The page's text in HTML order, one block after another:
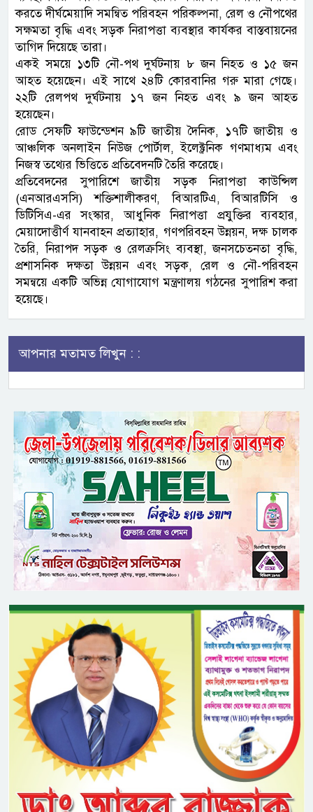
করতে দীর্ঘমেয়াদি সমন্বিত পরিবহন পরিকল্পনা, রেল ও নৌপথের
সক্ষমতা বৃদ্ধি এবং সড়ক নিরাপত্তা ব্যবস্থার কার্যকর বাস্তবায়নের
তাগিদ দিয়েছে তারা।
একই সময়ে ১৩টি নৌ-পথ দুর্ঘটনায় ৮ জন নিহত ও ১৫ জন
আহত হয়েছেন। এই সাথে ২৪টি কোরবানির গরু মারা গেছে।
২২টি রেলপথ দুর্ঘটনায় ১৭ জন নিহত এবং ৯ জন আহত
হয়েছেন।
রোড সেফটি ফাউন্ডেশন ৯টি জাতীয় দৈনিক, ১৭টি জাতীয় ও
আঞ্চলিক অনলাইন নিউজ পোর্টাল, ইলেক্ট্রনিক গণমাধ্যম এবং
নিজস্ব তথ্যের ভিত্তিতে প্রতিবেদনটি তৈরি করেছে।
প্রতিবেদনের সুপারিশে জাতীয় সড়ক নিরাপত্তা কাউন্সিল
(এনআরএসসি) শক্তিশালীকরণ, বিআরটিএ, বিআরটিসি ও
ডিটিসিএ-এর সংস্কার, আধুনিক নিরাপত্তা প্রযুক্তির ব্যবহার,
মেয়াদোত্তীর্ণ যানবাহন প্রত্যাহার, গণপরিবহন উন্নয়ন, দক্ষ চালক
তৈরি, নিরাপদ সড়ক ও রেলক্রসিং ব্যবস্থা, জনসচেতনতা বৃদ্ধি,
প্রশাসনিক দক্ষতা উন্নয়ন এবং সড়ক, রেল ও নৌ-পরিবহন
সমন্বয়ে একটি অভিন্ন যোগাযোগ মন্ত্রণালয় গঠনের সুপারিশ করা
হয়েছে।
আপনার মতামত লিখুন : :